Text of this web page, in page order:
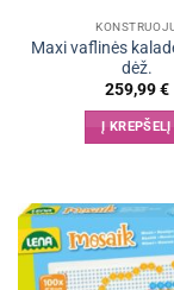
Maxi vaflinės
dėž.
259,99€
Į KREPŠELĮ